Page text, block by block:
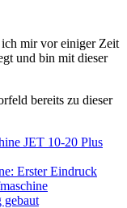
mir vor einiger Zeit
und bin mit dieser
bereits zu dieser
JET 10-20 Plus
Erster Eindruck
gebaut